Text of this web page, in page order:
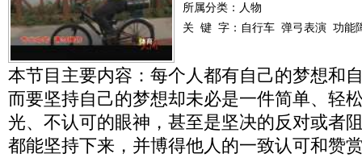
所属分类：人物
关 键 字： 自行车 弹弓表演 功能
本节目主要内容：每个人都有自己的梦想和
而要坚持自己的梦想却未必是一件简单、轻
光、不认可的眼神，甚至是坚决的反对或者
都能坚持下来，并博得他人的一致认可和赞